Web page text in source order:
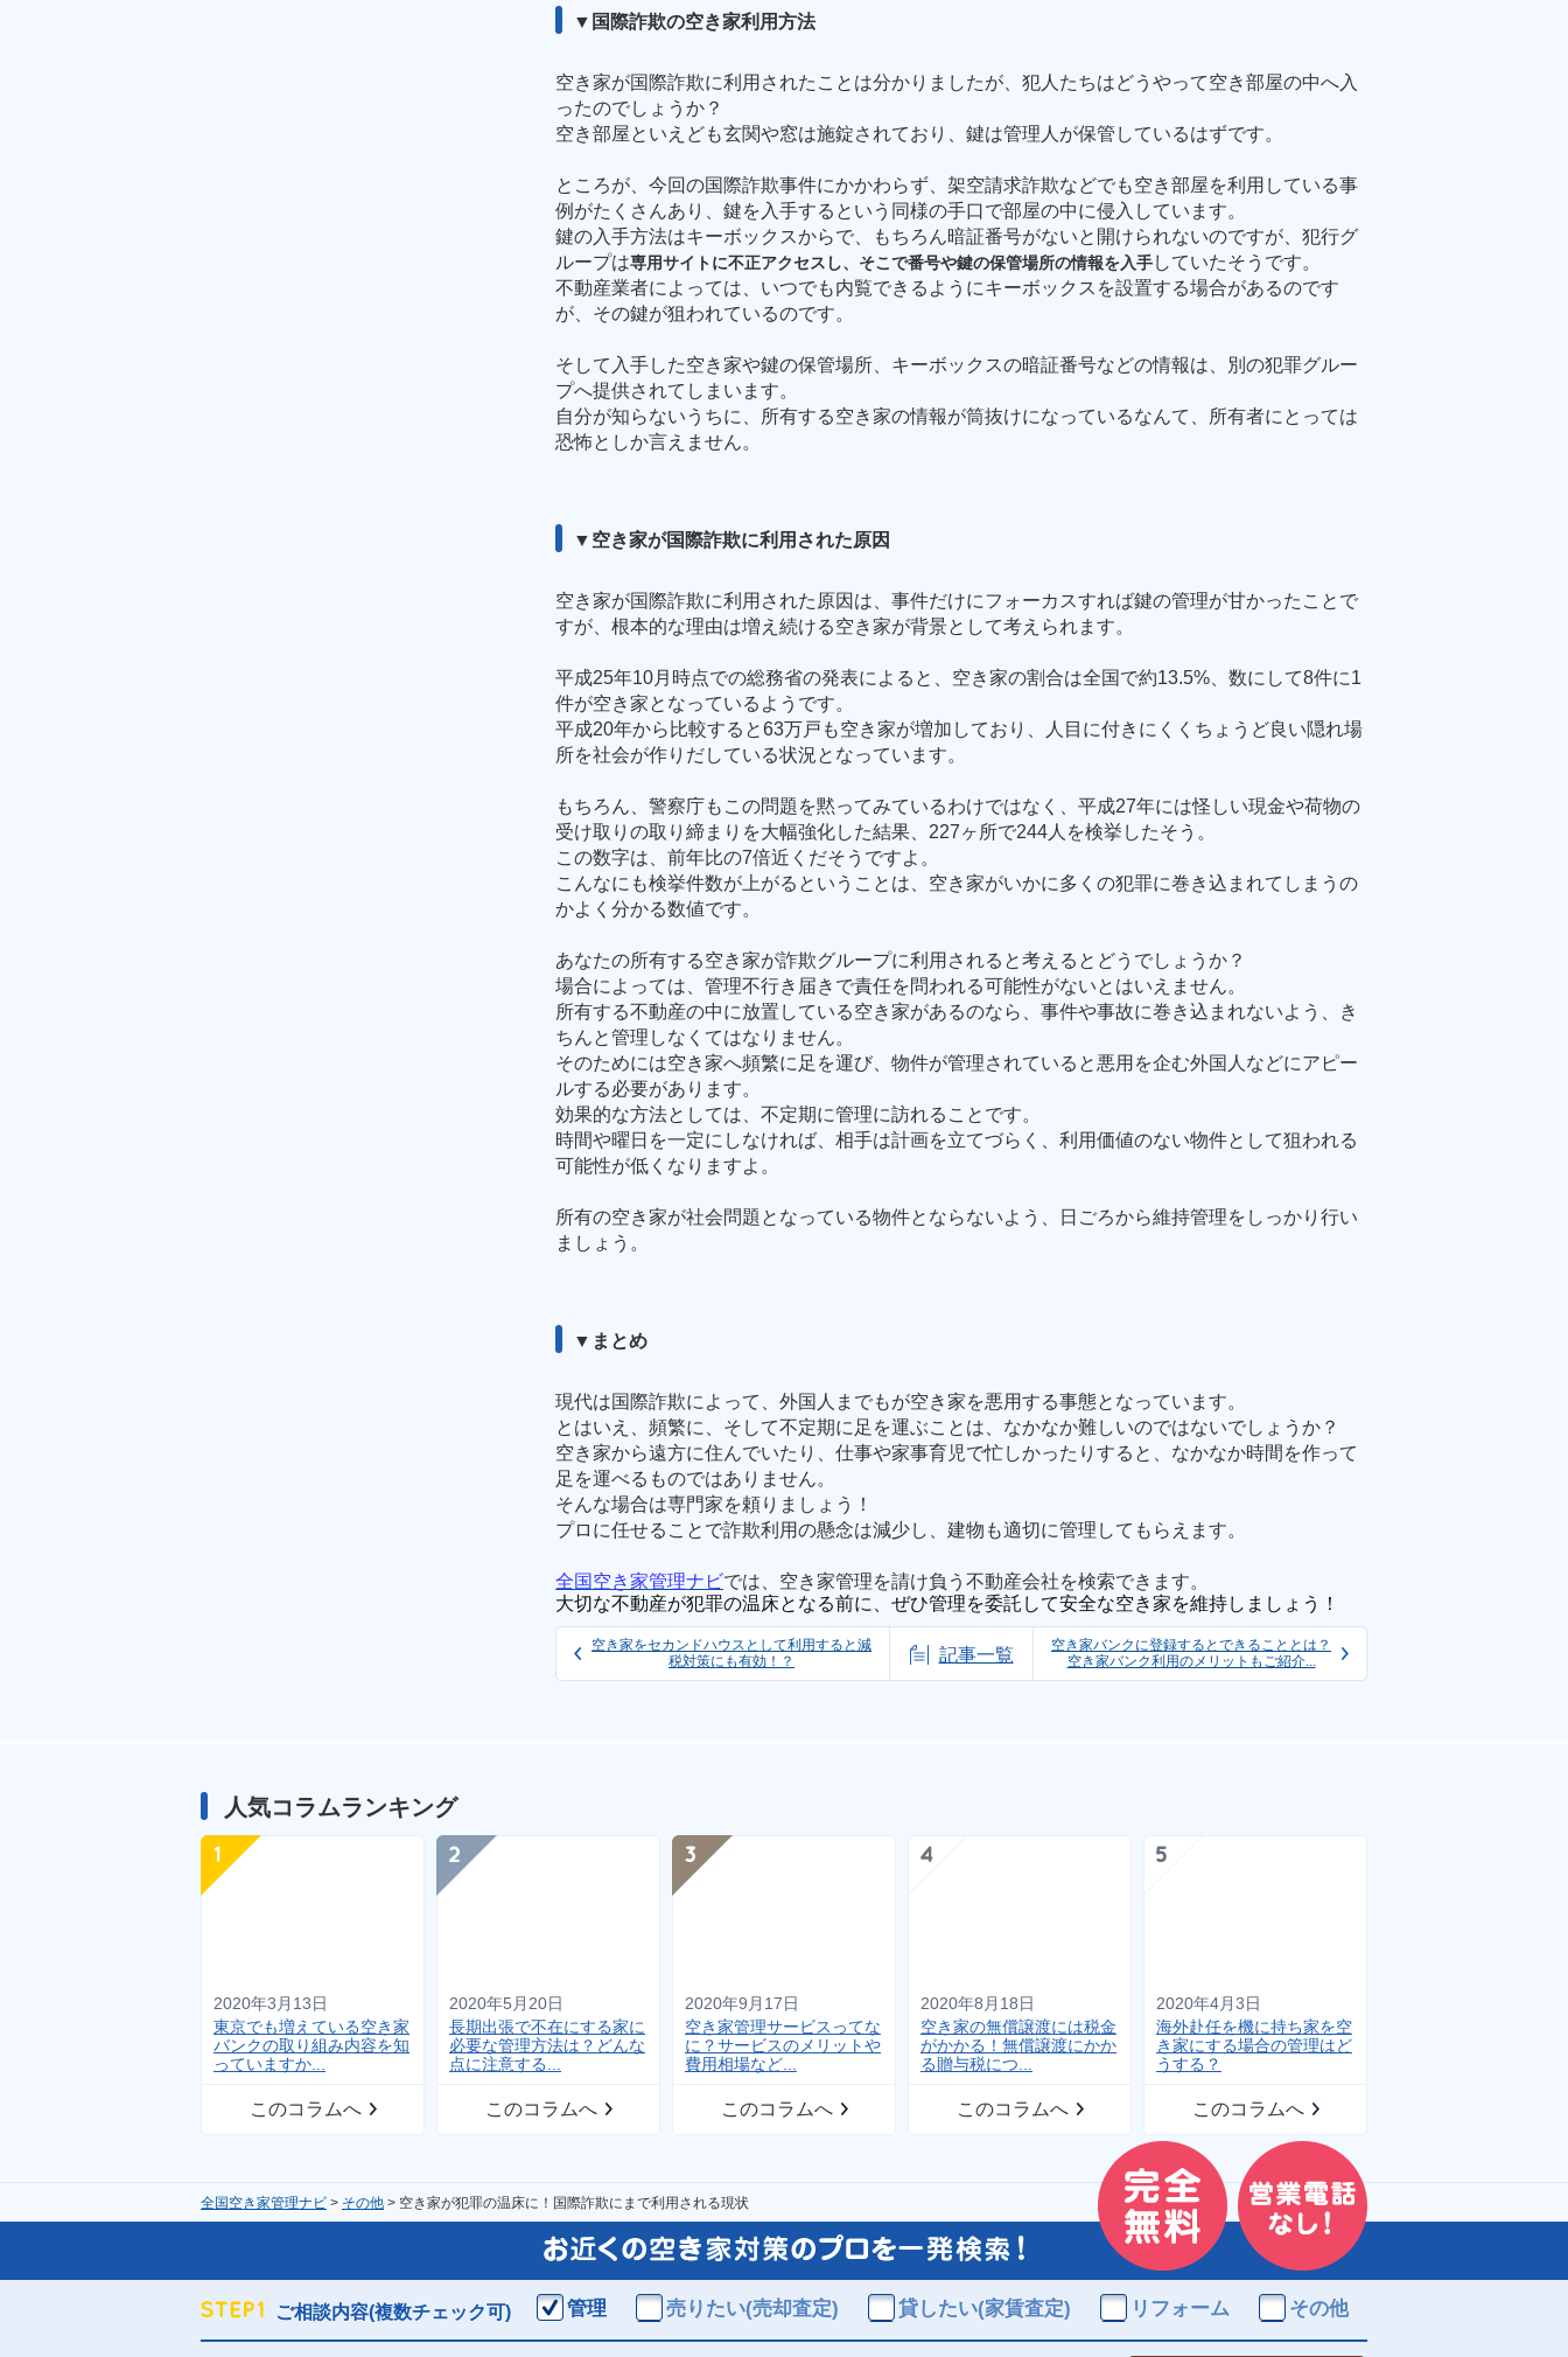
▼国際詐欺の空き家利用方法
空き家が国際詐欺に利用されたことは分かりましたが、犯人たちはどうやって空き部屋の中へ入
ったのでしょうか？
空き部屋といえども玄関や窓は施錠されており、鍵は管理人が保管しているはずです。
ところが、今回の国際詐欺事件にかかわらず、架空請求詐欺などでも空き部屋を利用している事
例がたくさんあり、鍵を入手するという同様の手口で部屋の中に侵入しています。
鍵の入手方法はキーボックスからで、もちろん暗証番号がないと開けられないのですが、犯行グ
ループは専用サイトに不正アクセスし、そこで番号や鍵の保管場所の情報を入手していたそうです。
不動産業者によっては、いつでも内覧できるようにキーボックスを設置する場合があるのです
が、その鍵が狙われているのです。
そして入手した空き家や鍵の保管場所、キーボックスの暗証番号などの情報は、別の犯罪グルー
プへ提供されてしまいます。
自分が知らないうちに、所有する空き家の情報が筒抜けになっているなんて、所有者にとっては
恐怖としか言えません。
▼空き家が国際詐欺に利用された原因
空き家が国際詐欺に利用された原因は、事件だけにフォーカスすれば鍵の管理が甘かったことで
すが、根本的な理由は増え続ける空き家が背景として考えられます。
平成25年10月時点での総務省の発表によると、空き家の割合は全国で約13.5% 、数にして8件に1
件が空き家となっているようです。
平成20年から比較すると63万戸も空き家が増加しており、人目に付きにくくちょうど良い隠れ場
所を社会が作りだしている状況となっています。
もちろん、警察庁もこの問題を黙ってみているわけではなく、平成27年には怪しい現金や荷物の
受け取りの取り締まりを大幅強化した結果、 227ヶ所で244 人を検挙したそう。
この数字は、前年比の7倍近くだそうですよ。
こんなにも検挙件数が上がるということは、空き家がいかに多くの犯罪に巻き込まれてしまうの
かよく分かる数値です。
あなたの所有する空き家が詐欺グループに利用されると考えるとどうでしょうか？
場合によっては、管理不行き届きで責任を問われる可能性がないとはいえません。
所有する不動産の中に放置している空き家があるのなら、事件や事故に巻き込まれないよう、き
ちんと管理しなくてはなりません。
そのためには空き家へ頻繁に足を運び、物件が管理されていると悪用を企む外国人などにアピー
ルする必要があります。
効果的な方法としては、不定期に管理に訪れることです。
時間や曜日を一定にしなければ、相手は計画を立てづらく、利用価値のない物件として狙われる
可能性が低くなりますよ。
所有の空き家が社会問題となっている物件とならないよう、日ごろから維持管理をしっかり行い
ましょう。
▼まとめ
現代は国際詐欺によって、外国人までもが空き家を悪用する事態となっています。
とはいえ、頻繁に、そして不定期に足を運ぶことは、なかなか難しいのではないでしょうか？
空き家から遠方に住んでいたり、仕事や家事育児で忙しかったりすると、なかなか時間を作って
足を運べるものではありません。
そんな場合は専門家を頼りましょう！
プロに任せることで詐欺利用の懸念は減少し、建物も適切に管理してもらえます。
全国空き家管理ナビでは、空き家管理を請け負う不動産会社を検索できます。
大切な不動産が犯罪の温床となる前に、ぜひ管理を委託して安全な空き家を維持しましょう！
空き家をセカンドハウスとして利用すると減
税対策にも有効！？
記事一覧
空き家バンクに登録するとできることとは？
空き家バンク利用のメリットもご紹介...
人気コラムランキング
2020年3月13日
東京でも増えている空き家
バンクの取り組み内容を知
っていますか...
このコラムへ
2020年5月20日
長期出張で不在にする家に
必要な管理方法は？どんな
点に注意する...
このコラムへ
2020年9月17日
空き家管理サービスってな
に？サービスのメリットや
費用相場など...
このコラムへ
2020年8月18日
空き家の無償譲渡には税金
がかかる！無償譲渡にかか
る贈与税につ...
このコラムへ
2020年4月3日
海外赴任を機に持ち家を空
き家にする場合の管理はど
うする？
このコラムへ
全国空き家管理ナビ その他 空き家が犯罪の温床に！国際詐欺にまで利用される現状
ご相談内容(複数チェック可) 管理 売りたい(売却査定) 貸したい(家賃査定) リフォーム その他